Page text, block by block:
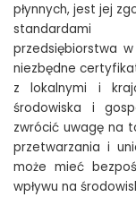
płynnych, jest jej
standardami
przedsiębiorstwa
niezbędne
z lokalnymi i
środowiska i
zwrócić uwagę na
przetwarzania i
może mieć
wpływu na